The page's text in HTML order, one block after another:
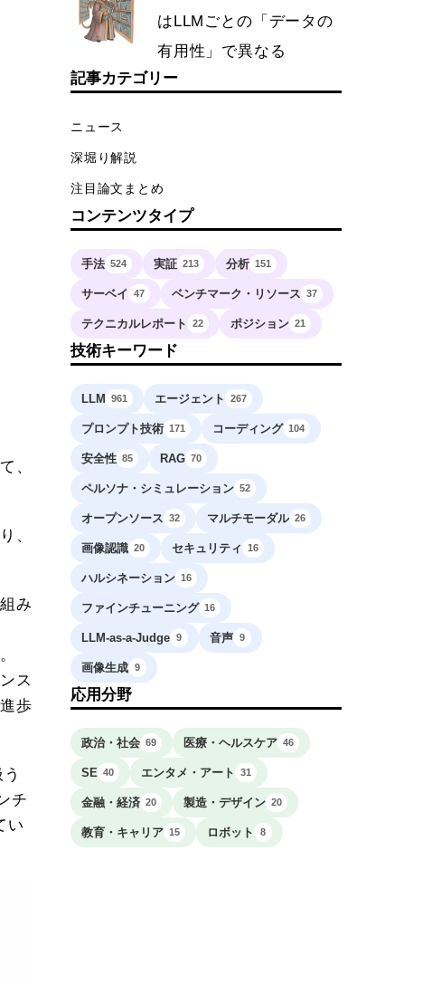
、
、
み
ス
歩
チ
い
はLLMごとの「データの
有用性」で異なる
記事カテゴリー
ニュース
深堀り解説
注目論文まとめ
コンテンツタイプ
手法 524 実証 213 分析 151
サーベイ 47 ベンチマーク・リソース 37
テクニカルレポート 22 ポジション 21
技術キーワード
LLM 961 エージェント 267
プロンプト技術 171 コーディング 104
安全性 85 RAG 70
ペルソナ・シミュレーション 52
オープンソース 32 マルチモーダル 26
画像認識 20 セキュリティ 16
ハルシネーション 16
ファインチューニング 16
LLM-as-a-Judge 9 音声 9
画像生成 9
応用分野
政治・社会 69 医療・ヘルスケア 46
SE 40 エンタメ・アート 31
金融・経済 20 製造・デザイン 20
教育・キャリア 15 ロボット 8